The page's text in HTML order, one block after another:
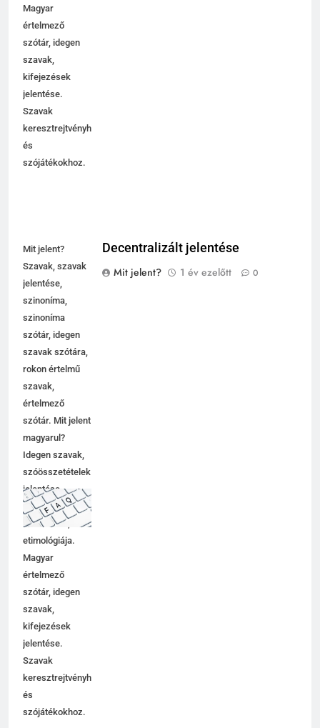
Magyar
értelmező
szótár, idegen
szavak,
kifejezések
jelentése.
Szavak
keresztrejtvényhez
és
szójátékokhoz.
Mit jelent?
Szavak, szavak
jelentése,
szinoníma,
szinoníma
szótár, idegen
szavak szótára,
rokon értelmű
szavak,
értelmező
szótár. Mit jelent
magyarul?
Idegen szavak,
szóösszetételek
jelentése,
magyarázata,
használata,
etimológiája.
Magyar
értelmező
szótár, idegen
szavak,
kifejezések
jelentése.
Szavak
keresztrejtvényhez
és
szójátékokhoz.
Decentralizált jelentése
Mit jelent?
1 év ezelőtt 0